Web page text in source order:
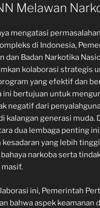
Melawan
mengatasi
di Indonesia,
dan Badan Narkotika
kolaborasi strategis
yang efektif dan
ini bertujuan untuk
negatif dari
kalangan generasi muda.
dua lembaga penting
yang lebih
narkoba serta
ini, Pemerintah
bahwa aspek keamanan